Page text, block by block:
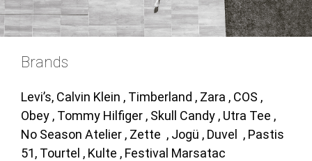
Brands
Levi’s, Calvin Klein , Timberland , Zara , COS ,
Obey , Tommy Hilfiger , Skull Candy , Utra Tee ,
No Season Atelier , Zette , Jogü , Duvel , Pastis
51, Tourtel , Kulte , Festival Marsatac